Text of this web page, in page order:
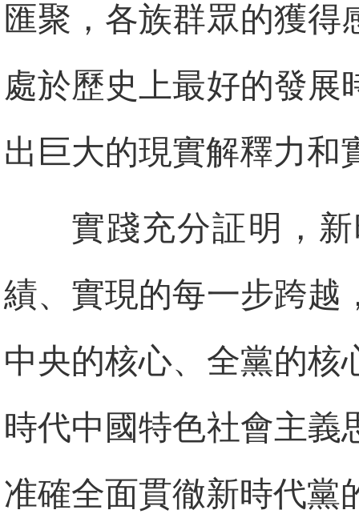
匯聚，各族群眾的獲得
處於歷史上最好的發展
出巨大的現實解釋力和
實踐充分証明，
績、實現的每一步跨越
中央的核心、全黨的核
時代中國特色社會主義
准確全面貫徹新時代黨